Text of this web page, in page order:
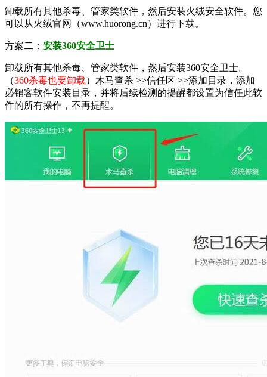
卸载所有其他杀毒、管家类软件，然后安装火绒安全软件。您
可以从火绒官网（www.huorong.cn）进行下载。
方案二： 安装360安全卫士
卸载所有其他杀毒、管家类软件，然后安装360安全卫士。
（360杀毒也要卸载）木马查杀 >>信任区 >>添加目录，添加
必销客软件安装目录，并将后续检测的提醒都设置为信任此软
件的所有操作，不再提醒。